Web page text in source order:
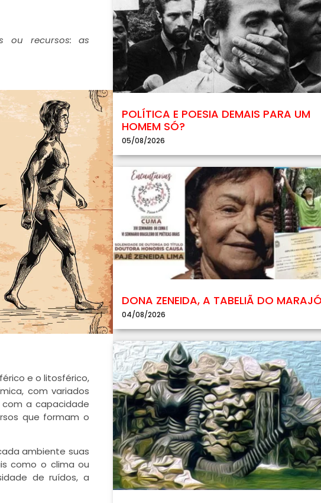
ou recursos: as
e o litosférico,
com variados
a capacidade
que formam o
ambiente suas
como o clima ou
de ruídos, a
POLÍTICA E POESIA DEMAIS PARA UM
HOMEM SÓ?
05/08/2026
DONA ZENEIDA, A TABELIÃ DO
04/08/2026